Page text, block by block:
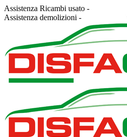
Assistenza Ricambi usato -
Assistenza demolizioni -